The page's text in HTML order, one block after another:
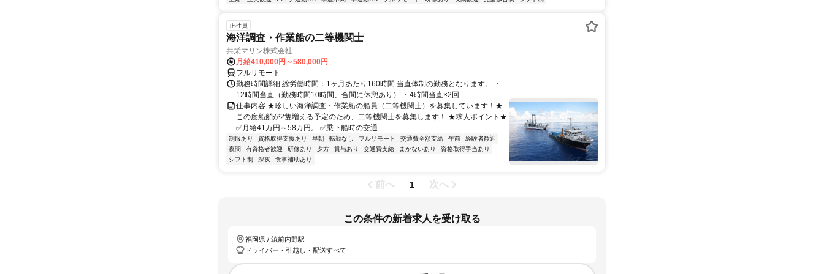
正社員
海洋調査・作業船の二等機関士
共栄マリン株式会社
月給410,000円～580,000円
フルリモート
勤務時間詳細 総労働時間：1ヶ月あたり160時間 当直体制の勤務となります。 ・
12時間当直（勤務時間10時間、合間に休憩あり） ・4時間当直×2回
仕事内容 ★珍しい海洋調査・作業船の船員（二等機関士）を募集しています！★
この度船舶が2隻増える予定のため、二等機関士を募集します！ ★求人ポイント★
✅月給41万円～58万円。 ✅乗下船時の交通...
制服あり 資格取得支援あり 早朝 転勤なし フルリモート 交通費全額支給 午前
経験者歓迎
夜間
有資格者歓迎 研修あり 夕方 賞与あり 交通費支給 まかないあり
資格取得手当あり
シフト制
深夜 食事補助あり
前へ 1 次へ
この条件の新着求人を受け取る
福岡県 / 筑前内野駅
ドライバー・引越し・配送すべて